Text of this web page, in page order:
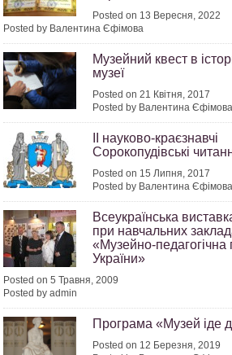
Posted on 13 Вересня, 2022
Posted by Валентина Єфімова
Музейний квест в
музеї
Posted on 21 Квітня, 2017
Posted by Валентина Єфімова
ІІ науково-краєзнавчі
Сорокопудівські
Posted on 15 Липня, 2017
Posted by Валентина Єфімова
Всеукраїнська
при навчальних
«Музейно-педагогічна
України»
Posted on 5 Травня, 2009
Posted by admin
Програма «Музей іде
Posted on 12 Березня, 2019